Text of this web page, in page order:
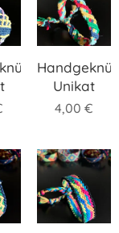
Unikat
4,00 €